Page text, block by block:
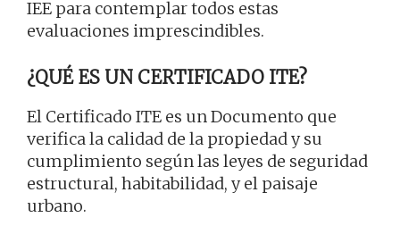
IEE para contemplar todos estas
evaluaciones imprescindibles.
¿QUÉ ES UN CERTIFICADO ITE?
El Certificado ITE es un Documento que
verifica la calidad de la propiedad y su
cumplimiento según las leyes de seguridad
estructural, habitabilidad, y el paisaje
urbano.